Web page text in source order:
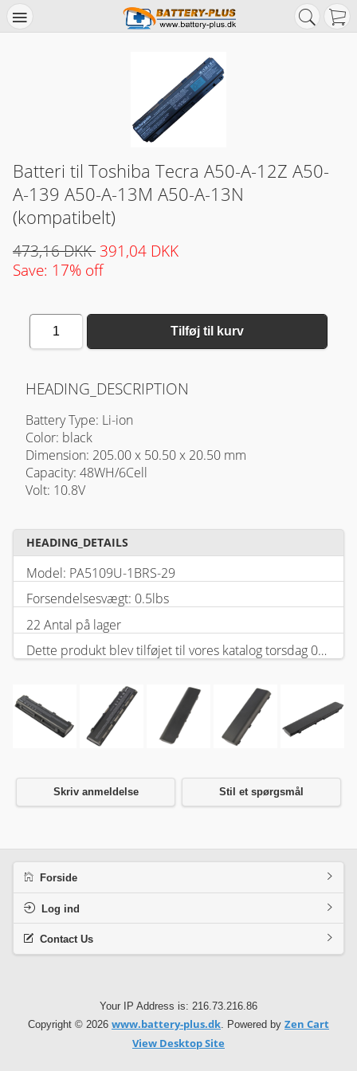
Batteri til Toshiba Tecra A50-A-12Z A50-
A-139 A50-A-13M A50-A-13N
(kompatibelt)
473,16 DKK 391,04 DKK
Save: 17% off
1 Tilføj til kurv
HEADING_DESCRIPTION
Battery Type: Li-ion
Color: black
Dimension: 205.00 x 50.50 x 20.50 mm
Capacity: 48WH/6Cell
Volt: 10.8V
HEADING_DETAILS
Model: PA5109U-1BRS-29
Forsendelsesvægt: 0.5lbs
22 Antal på lager
Dette produkt blev tilføjet til vores katalog torsdag 05 februar, 2026.
Skriv anmeldelse Stil et spørgsmål
Forside
Log ind
Contact Us
Your IP Address is: 216.73.216.86
Copyright © 2026 www.battery-plus.dk. Powered by Zen Cart
View Desktop Site